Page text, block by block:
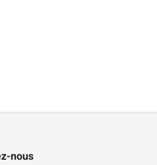
nous